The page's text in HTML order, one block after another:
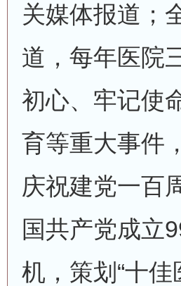
关媒体报道；
道，每年医院
初心、牢记使
育等重大事件
庆祝建党一百
国共产党成立
机，策划“十佳